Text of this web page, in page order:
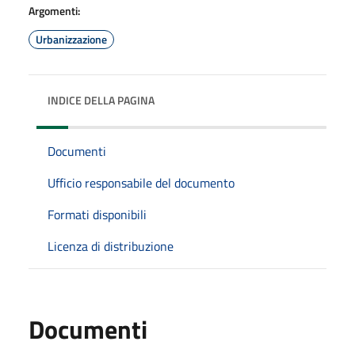
Argomenti:
Urbanizzazione
INDICE DELLA PAGINA
Documenti
Ufficio responsabile del documento
Formati disponibili
Licenza di distribuzione
Documenti